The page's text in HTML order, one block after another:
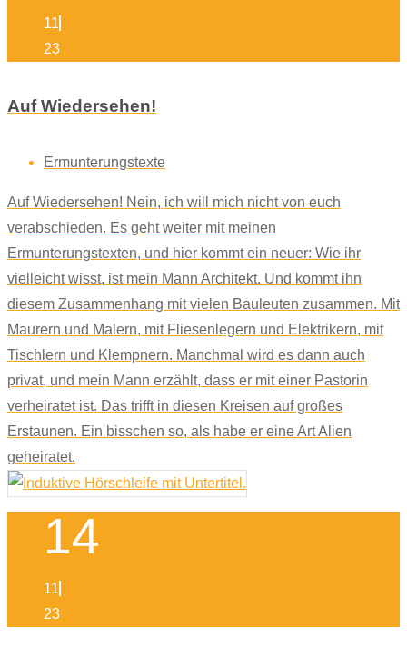
11
23
Auf Wiedersehen!
Ermunterungstexte
Auf Wiedersehen! Nein, ich will mich nicht von euch
verabschieden. Es geht weiter mit meinen
Ermunterungstexten, und hier kommt ein neuer: Wie ihr
vielleicht wisst, ist mein Mann Architekt. Und kommt ihn
diesem Zusammenhang mit vielen Bauleuten zusammen. Mit
Maurern und Malern, mit Fliesenlegern und Elektrikern, mit
Tischlern und Klempnern. Manchmal wird es dann auch
privat, und mein Mann erzählt, dass er mit einer Pastorin
verheiratet ist. Das trifft in diesen Kreisen auf großes
Erstaunen. Ein bisschen so, als habe er eine Art Alien
geheiratet.
14
11
23